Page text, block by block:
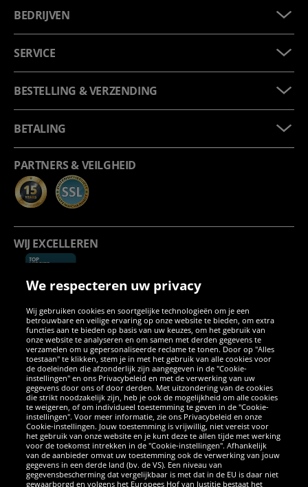
BEDRIJVEN
SERVICE
BESTELLING & VERZENDING
BETALING
PARTNERS & VEILGHEID
WIJ EXCELLEREN
SOCIALE MEDIA
FacebookInstagram
WhatsApp
TikTokTwitterYouTube
APPS
We respecteren uw privacy
Wij gebruiken cookies en soortgelijke technologieën om je een
betrouwbare en veilige ervaring op onze website te bieden, om extra
functies aan te bieden op basis van uw keuzes, om het gebruik van
onze website te analyseren en om samen met derden gegevens te
verzamelen om u gepersonaliseerde reclame te tonen. Door op "Alles
toestaan" te klikken, stem je in met het gebruik van alle cookies voor
de doeleinden die afzonderlijk zijn aangegeven in de "Cookie-
instellingen" en ons Privacybeleid en met de verwerking van uw
gegevens door ons of door derden. Met uitzondering van de cookies
die strikt noodzakelijk zijn, heb je ook de mogelijkheid om alle cookies
te weigeren, of om individueel toestemming te geven in de "Cookie-
instellingen". Voor meer informatie, zie ons Privacybeleid en onze
Cookie-instellingen. Jouw toestemming is vrijwillig, niet vereist voor
het gebruik van onze website en je kunt deze te allen tijde met werking
voor de toekomst intrekken in de "Cookie-instellingen". Afhankelijk
van de aanbieder omvat uw toestemming ook de verwerking van jouw
gegevens in een derde land (bv. de VS). Een niveau van
gegevensbescherming dat vergelijkbaar is met dat in de EU is daar niet
gewaarborgd en volgens het Europees Hof van Justitie bestaat het